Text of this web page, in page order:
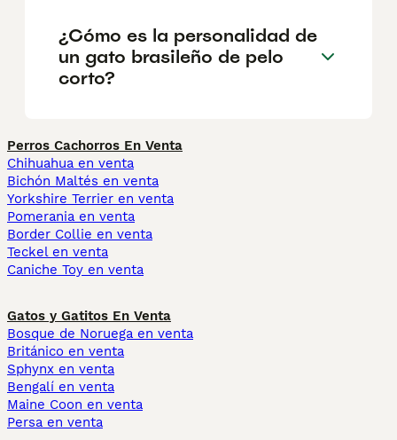
¿Cómo es la personalidad de
un gato brasileño de pelo
corto?
Perros Cachorros En Venta
Chihuahua en venta
Bichón Maltés en venta
Yorkshire Terrier en venta
Pomerania en venta
Border Collie en venta
Teckel en venta
Caniche Toy en venta
Gatos y Gatitos En Venta
Bosque de Noruega en venta
Británico en venta
Sphynx en venta
Bengalí en venta
Maine Coon en venta
Persa en venta